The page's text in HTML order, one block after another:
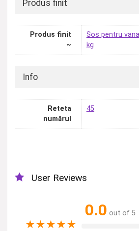
Produs finit
Produs finit
~
Sos pentru
kg
Info
Reteta
numărul
45
User Reviews
0.0 out of 5
★★★★★